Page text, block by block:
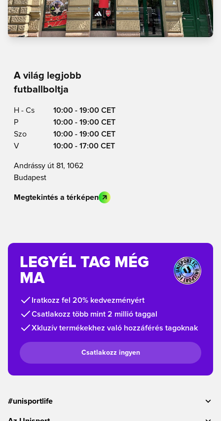
A világ legjobb
futballboltja
H - Cs
10:00 - 19:00 CET
P
10:00 - 19:00 CET
Szo
10:00 - 19:00 CET
V
10:00 - 17:00 CET
Andrássy út 81, 1062
Budapest
Megtekintés a térképen
LEGYÉL TAG MÉG
MA
Iratkozz fel 20% kedvezményért
Csatlakozz több mint 2 millió taggal
Xkluzív termékekhez való hozzáférés tagoknak
Csatlakozz ingyen
#unisportlife